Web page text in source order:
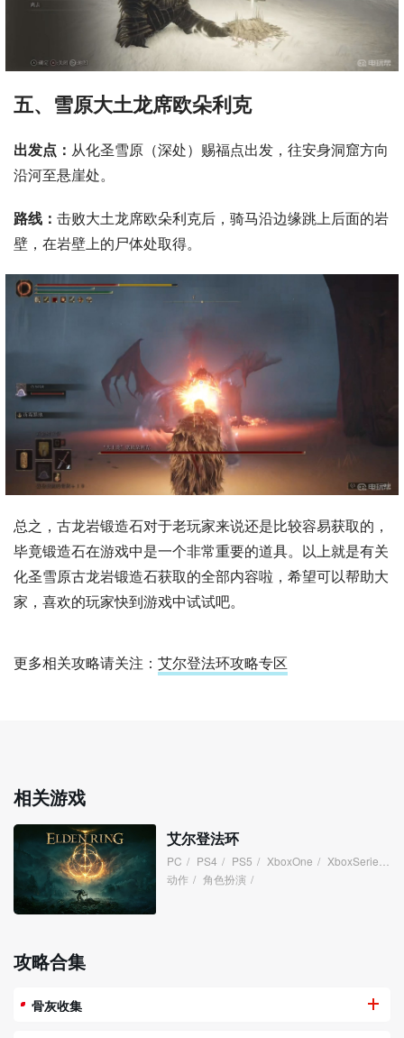
五、雪原大土龙席欧朵利克
出发点： 从化圣雪原（深处）赐福点出发，往安身洞窟方向
沿河至悬崖处。
路线： 击败大土龙席欧朵利克后，骑马沿边缘跳上后面的岩
壁，在岩壁上的尸体处取得。
总之，古龙岩锻造石对于老玩家来说还是比较容易获取的，
毕竟锻造石在游戏中是一个非常重要的道具。以上就是有关
化圣雪原古龙岩锻造石获取的全部内容啦，希望可以帮助大
家，喜欢的玩家快到游戏中试试吧。
更多相关攻略请关注： 艾尔登法环攻略专区
相关游戏
艾尔登法环
PC / PS4 / PS5 / XboxOne / XboxSeries
动作 / 角色扮演 /
攻略合集
骨灰收集